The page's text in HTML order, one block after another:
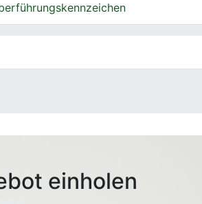
einholen